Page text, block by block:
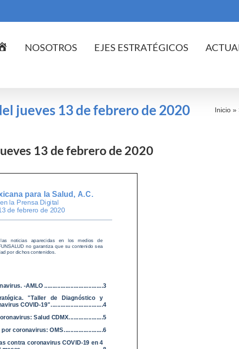
InicioNOSOTROS EJES ESTRATÉGICOS
jueves 13 de febrero de 2020 Inicio »
13 de febrero de 2020